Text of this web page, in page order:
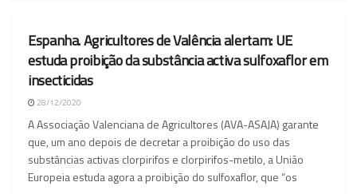
NACIONAL
Espanha. Agricultores de Valência alertam: UE
estuda proibição da substância activa sulfoxaflor em
insecticidas
28/12/2020
A Associação Valenciana de Agricultores (AVA-ASAJA) garante
que, um ano depois de decretar a proibição do uso das
substâncias activas clorpirifos e clorpirifos-metilo, a União
Europeia estuda agora a proibição do sulfoxaflor, que “os